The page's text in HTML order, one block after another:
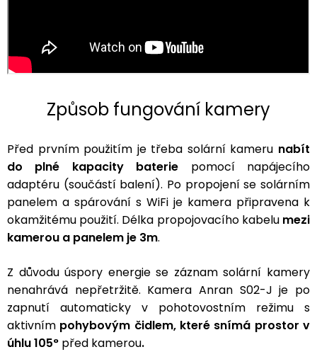
Způsob fungování kamery
Před prvním použitím je třeba solární kameru nabít
do plné kapacity baterie pomocí napájecího
adaptéru (součástí balení). Po propojení se solárním
panelem a spárování s WiFi je kamera připravena k
okamžitému použití. Délka propojovacího kabelu mezi
kamerou a panelem je 3m.
Z důvodu úspory energie se záznam solární kamery
nenahrává nepřetržitě. Kamera Anran S02-J je po
zapnutí automaticky v pohotovostním režimu s
aktivním pohybovým čidlem, které snímá prostor v
úhlu 105° před kamerou.